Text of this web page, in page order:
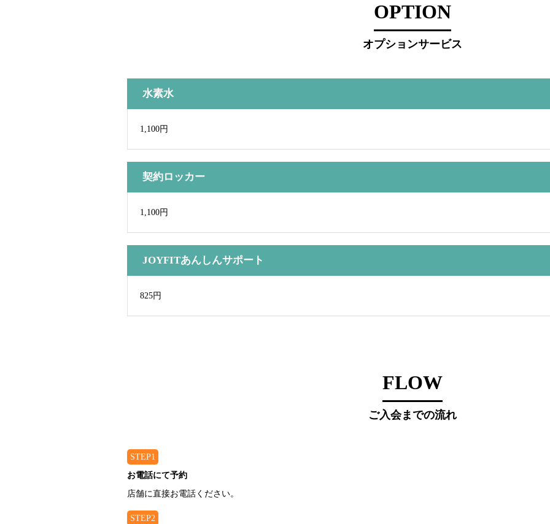
OPTION
オプションサービス
水素水
1,100円
契約ロッカー
1,100円
JOYFITあんしんサポート
825円
FLOW
ご入会までの流れ
STEP1
お電話にて予約
店舗に直接お電話ください。
STEP2